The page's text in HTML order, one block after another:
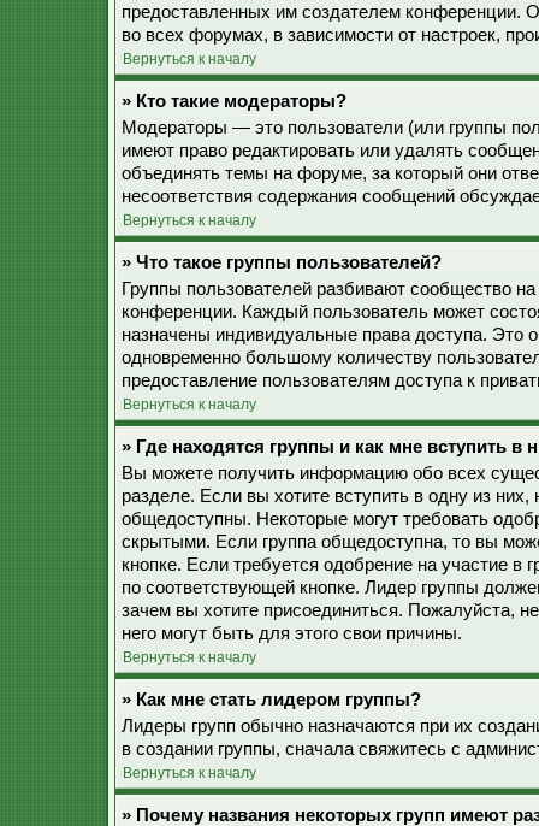
предоставленных им создателем конференции.
во всех форумах, в зависимости от настроек,
Вернуться к началу
» Кто такие модераторы?
Модераторы — это пользователи (или группы
имеют право редактировать или удалять
объединять темы на форуме, за который они
несоответствия содержания сообщений
Вернуться к началу
» Что такое группы пользователей?
Группы пользователей разбивают сообщество
конференции. Каждый пользователь может
назначены индивидуальные права доступа. Это
одновременно большому количеству
предоставление пользователям доступа к
Вернуться к началу
» Где находятся группы и как мне вступить в
Вы можете получить информацию обо всех
разделе. Если вы хотите вступить в одну из
общедоступны. Некоторые могут требовать
скрытыми. Если группа общедоступна, то вы
кнопке. Если требуется одобрение на участие в
по соответствующей кнопке. Лидер группы
зачем вы хотите присоединиться. Пожалуйста,
него могут быть для этого свои причины.
Вернуться к началу
» Как мне стать лидером группы?
Лидеры групп обычно назначаются при их
в создании группы, сначала свяжитесь с
Вернуться к началу
» Почему названия некоторых групп имеют